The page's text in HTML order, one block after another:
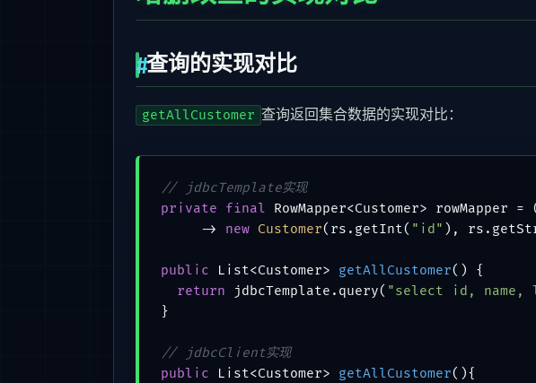
查询的实现对比
getAllCustomer 查询返回集合数据的实现对比：
// jdbcTemplate实现
private
final RowMapper<Customer> rowMapper
     ->
new Customer(rs.getInt( "id" ),
public List<Customer> getAllCustomer()
{
return jdbcTemplate.query( "select id, name,
}
// jdbcClient实现
public List<Customer> getAllCustomer(){